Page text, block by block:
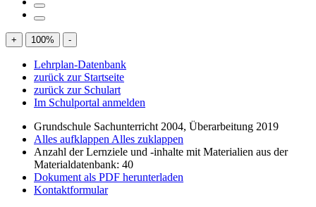
+ 100% -
Lehrplan-Datenbank
zurück zur Startseite
zurück zur Schulart
Im Schulportal anmelden
Grundschule Sachunterricht 2004, Überarbeitung 2019
Alles aufklappen Alles zuklappen
Anzahl der Lernziele und -inhalte mit Materialien aus der
Materialdatenbank: 40
Dokument als PDF herunterladen
Kontaktformular